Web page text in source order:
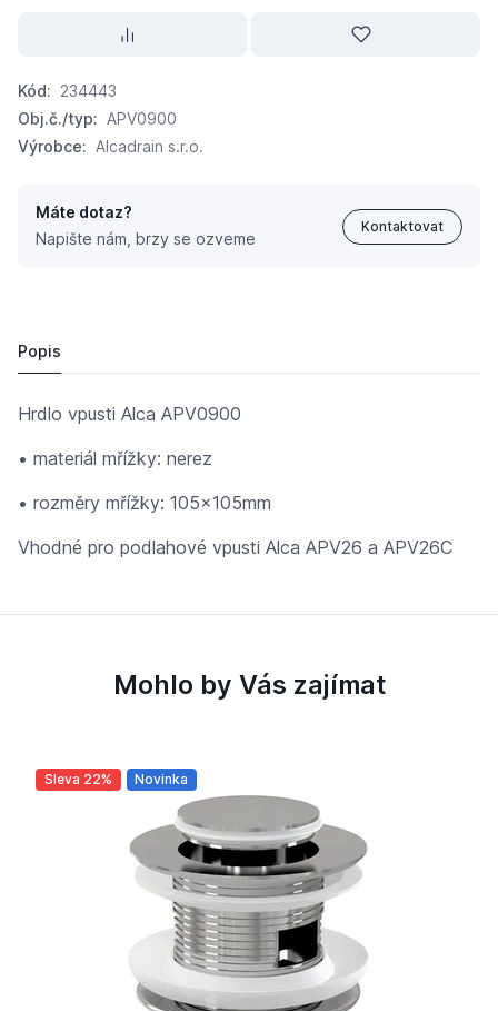
Kód: 234443
Obj.č./typ: APV0900
Výrobce: Alcadrain s.r.o.
Máte dotaz?
Napište nám, brzy se ozveme
Kontaktovat
Popis
Hrdlo vpusti Alca APV0900
• materiál mřížky: nerez
• rozměry mřížky: 105x105mm
Vhodné pro podlahové vpusti Alca APV26 a APV26C
Mohlo by Vás zajímat
Sleva 22% Novinka